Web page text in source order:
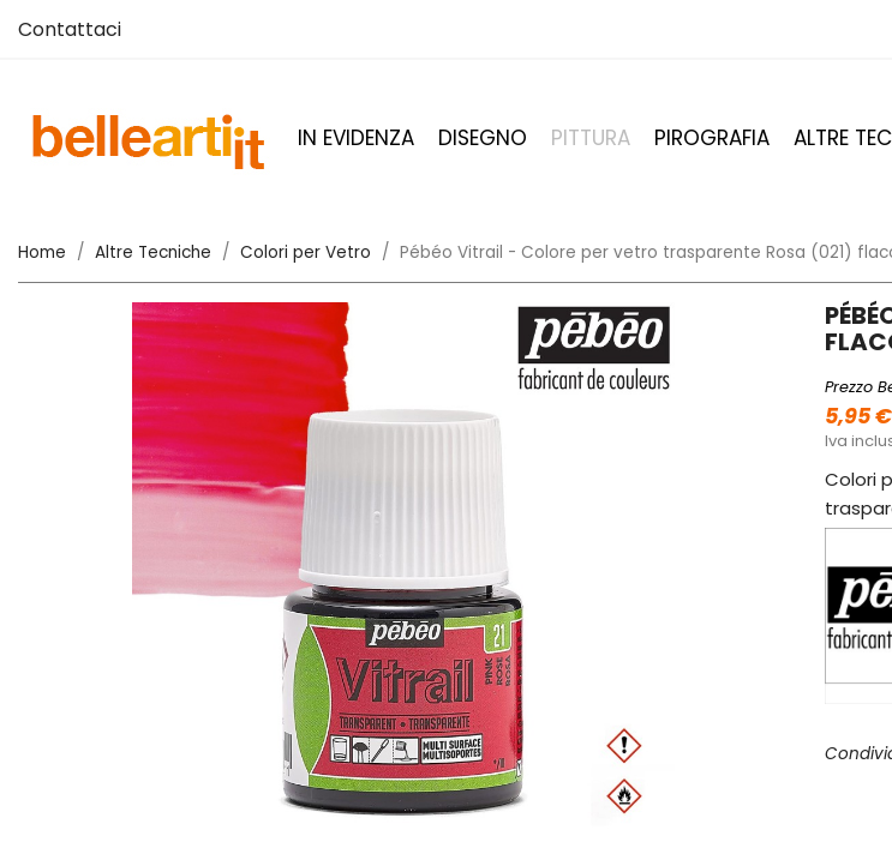
Contattaci
IN EVIDENZA DISEGNO PITTURA PIROGRAFIA ALTRE
Home Altre Tecniche Colori per Vetro Pébéo Vitrail - Colore per vetro trasparente Rosa (021)
Prezzo
5,95 €
Iva
Colori